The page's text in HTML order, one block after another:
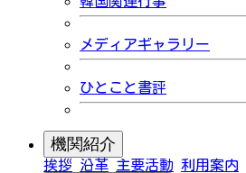
メディアギャラリー
ひとこと書評
機関紹介
挨拶 沿革 主要活動 利用案内